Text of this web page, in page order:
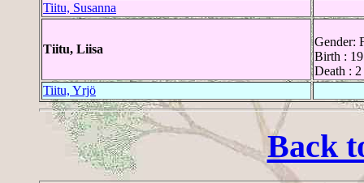
Tiitu, Susanna
Tiitu, Liisa
Gender:
Birth :
Death :
Tiitu, Yrjö
Back